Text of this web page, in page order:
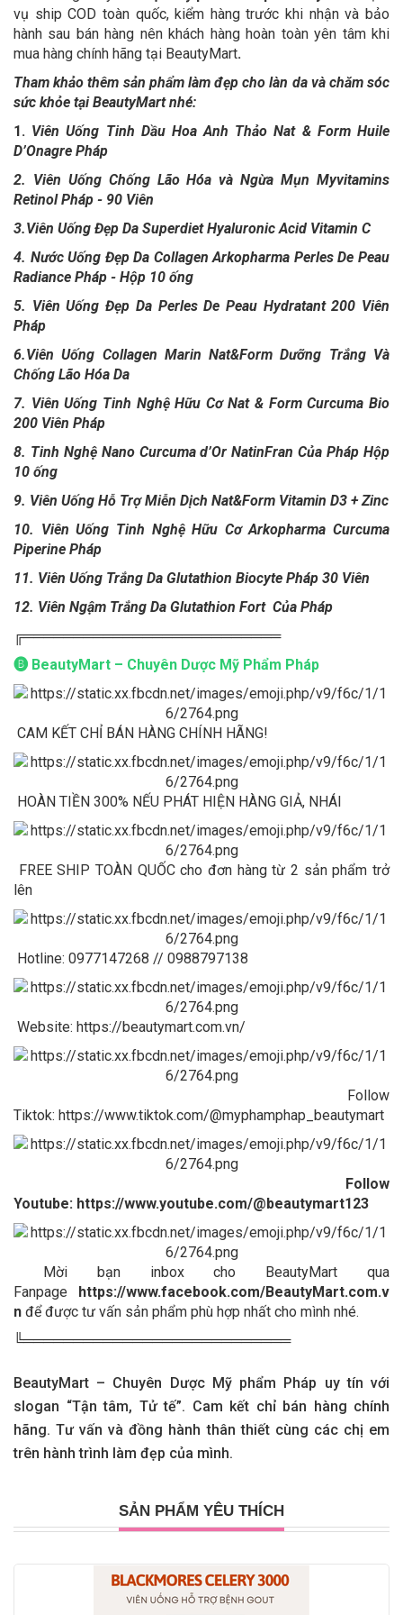
vụ ship COD toàn quốc, kiểm hàng trước khi nhận và bảo
hành sau bán hàng nên khách hàng hoàn toàn yên tâm khi
mua hàng chính hãng tại BeautyMart.
Tham khảo thêm sản phẩm làm đẹp cho làn da và chăm sóc
sức khỏe tại BeautyMart nhé:
1. Viên Uống Tinh Dầu Hoa Anh Thảo Nat & Form Huile
D’Onagre Pháp
2. Viên Uống Chống Lão Hóa và Ngừa Mụn Myvitamins
Retinol Pháp - 90 Viên
3.Viên Uống Đẹp Da Superdiet Hyaluronic Acid Vitamin C
4. Nước Uống Đẹp Da Collagen Arkopharma Perles De Peau
Radiance Pháp - Hộp 10 ống
5. Viên Uống Đẹp Da Perles De Peau Hydratant 200 Viên
Pháp
6.Viên Uống Collagen Marin Nat&Form Dưỡng Trắng Và
Chống Lão Hóa Da
7. Viên Uống Tinh Nghệ Hữu Cơ Nat & Form Curcuma Bio
200 Viên Pháp
8. Tinh Nghệ Nano Curcuma d’Or NatinFran Của Pháp Hộp
10 ống
9. Viên Uống Hỗ Trợ Miễn Dịch Nat&Form Vitamin D3 + Zinc
10. Viên Uống Tinh Nghệ Hữu Cơ Arkopharma Curcuma
Piperine Pháp
11. Viên Uống Trắng Da Glutathion Biocyte Pháp 30 Viên
12. Viên Ngậm Trắng Da Glutathion Fort Của Pháp
╔══════════════════════════
🅑 BeautyMart – Chuyên Dược Mỹ Phẩm Pháp
CAM KẾT CHỈ BÁN HÀNG CHÍNH HÃNG!
HOÀN TIỀN 300% NẾU PHÁT HIỆN HÀNG GIẢ, NHÁI
FREE SHIP TOÀN QUỐC cho đơn hàng từ 2 sản phẩm trở
lên
Hotline: 0977147268 // 0988797138
Website: https://beautymart.com.vn/
Follow
Tiktok: https://www.tiktok.com/@myphamphap_beautymart
Follow
Youtube: https://www.youtube.com/@beautymart123
Mời bạn inbox cho BeautyMart qua
Fanpage
https://www.facebook.com/BeautyMart.com.v
n để được tư vấn sản phẩm phù hợp nhất cho mình nhé.
╚═══════════════════════════
BeautyMart – Chuyên Dược Mỹ phẩm Pháp uy tín với
slogan “Tận tâm, Tử tế”. Cam kết chỉ bán hàng chính
hãng. Tư vấn và đồng hành thân thiết cùng các chị em
trên hành trình làm đẹp của mình.
SẢN PHẨM YÊU THÍCH